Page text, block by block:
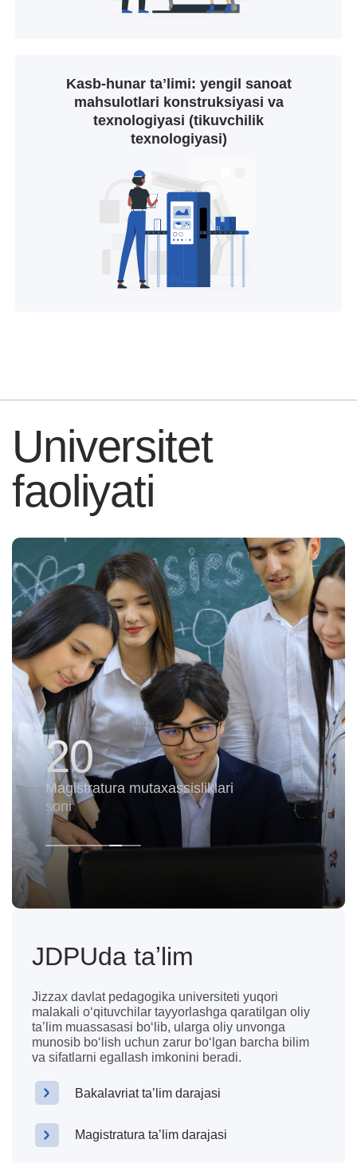
Kasb-hunar taʼlimi: yengil sanoat
mahsulotlari konstruksiyasi va
texnologiyasi (tikuvchilik
texnologiyasi)
Universitet
faoliyati
JDPUda taʼlim
Jizzax davlat pedagogika universiteti yuqori
malakali oʻqituvchilar tayyorlashga qaratilgan oliy
taʼlim muassasasi boʻlib, ularga oliy unvonga
munosib boʻlish uchun zarur boʻlgan barcha bilim
va sifatlarni egallash imkonini beradi.
Bakalavriat taʼlim darajasi
Magistratura taʼlim darajasi
800+
Professor-o‘qituvchilar soni